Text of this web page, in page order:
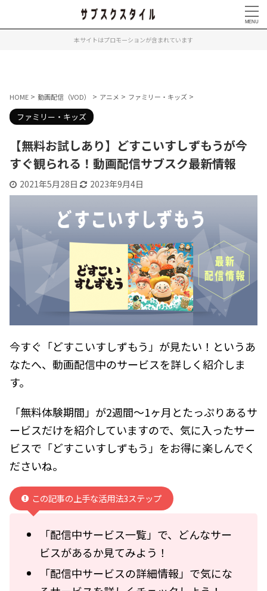
本サイトはプロモーションが含まれています
HOME > 動画配信（VOD） > アニメ > ファミリー・キッズ >
ファミリー・キッズ
【無料お試しあり】どすこいすしずもうが今
すぐ観られる！動画配信サブスク最新情報
2021年5月28日 2023年9月4日
今すぐ「どすこいすしずもう」が見たい！というあ
なたへ、動画配信中のサービスを詳しく紹介しま
す。
「無料体験期間」が2週間～1ヶ月とたっぷりあるサ
ービスだけを紹介していますので、気に入ったサー
ビスで「どすこいすしずもう」をお得に楽しんでく
ださいね。
この記事の上手な活用法3ステップ
「配信中サービス一覧」で、どんなサー
ビスがあるか見てみよう！
「配信中サービスの詳細情報」で気にな